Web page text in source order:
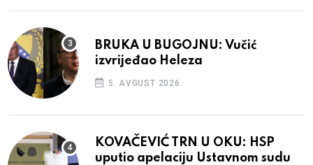
BRUKA U BUGOJNU: Vučić
izvrijeđao Heleza
5. AVGUST 2026.
KOVAČEVIĆ TRN U OKU: HSP
uputio apelaciju Ustavnom sudu